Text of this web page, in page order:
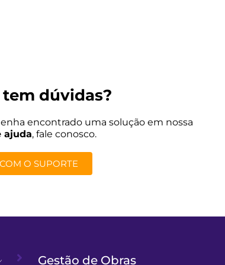
dúvidas?
encontrado uma solução em nossa
ajuda, fale conosco.
O SUPORTE
Gestão de Obras